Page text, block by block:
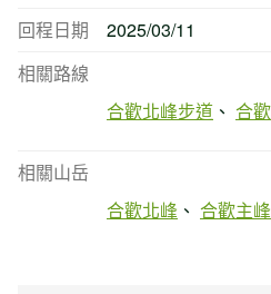
回程日期
2025/03/11
相關路線
合歡北峰步道
合
相關山岳
合歡北峰
合歡主峰